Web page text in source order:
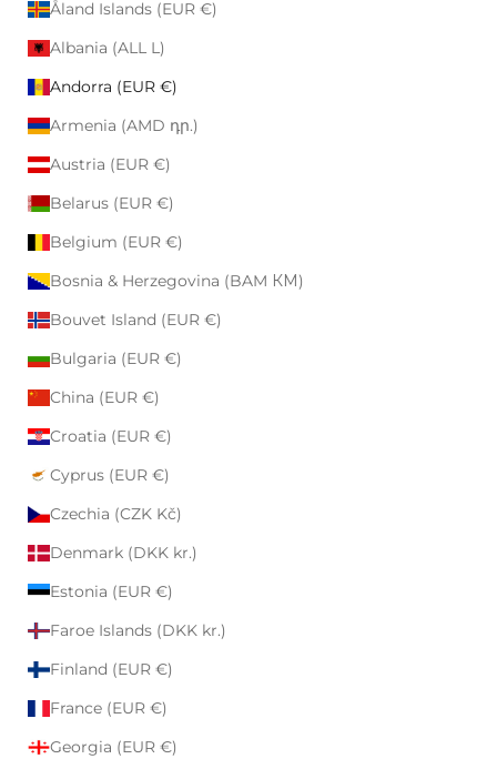
Åland Islands (EUR €)
Albania (ALL L)
Andorra (EUR €)
Armenia (AMD դր.)
Austria (EUR €)
Belarus (EUR €)
Belgium (EUR €)
Bosnia & Herzegovina (BAM КМ)
Bouvet Island (EUR €)
Bulgaria (EUR €)
China (EUR €)
Croatia (EUR €)
Cyprus (EUR €)
Czechia (CZK Kč)
Denmark (DKK kr.)
Estonia (EUR €)
Faroe Islands (DKK kr.)
Finland (EUR €)
France (EUR €)
Georgia (EUR €)